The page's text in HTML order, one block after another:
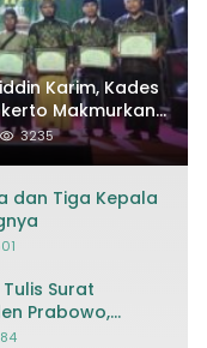
Karim, Kades
Makmurkan
3235
dan Tiga Kepala
Surat
Prabowo,